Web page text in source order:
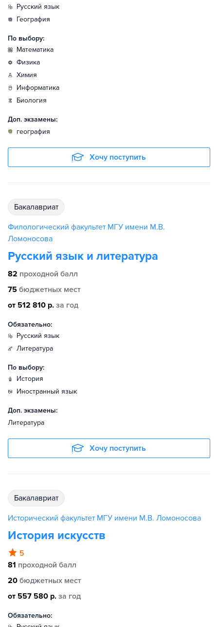
русский язык
география
По выбору:
математика
физика
химия
информатика
биология
Доп. экзамены:
география
Хочу поступить
бакалавриат
Филологический факультет МГУ имени М.В.
Ломоносова
Русский язык и литература
82 проходной балл
75 бюджетных мест
от 512 810 р. за год
Обязательно:
русский язык
литература
По выбору:
история
иностранный язык
Доп. экзамены:
Литература
Хочу поступить
бакалавриат
Исторический факультет МГУ имени М.В. Ломоносова
История искусств
5
81 проходной балл
20 бюджетных мест
от 557 580 р. за год
Обязательно: